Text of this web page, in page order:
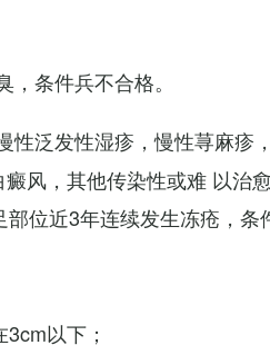
条件兵不合格。
性泛发性湿疹，慢性荨麻疹
风，其他传染性或难 以治
位近3年连续发生冻疮，条
以下；